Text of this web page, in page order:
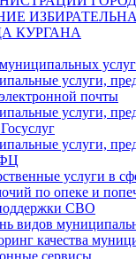
КУРГАНА
услуг
услуги,
почты
услуги,
услуги,
услуги в
по опеке и
СВО
видов
качества
сервисы